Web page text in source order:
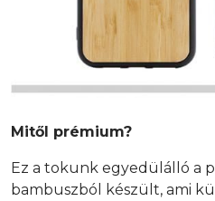
Mitől prémium?
Ez a tokunk egyedülálló a
bambuszból készült, ami